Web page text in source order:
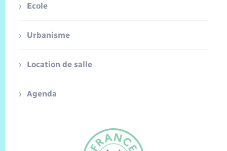
Ecole
Urbanisme
Location de salle
Agenda